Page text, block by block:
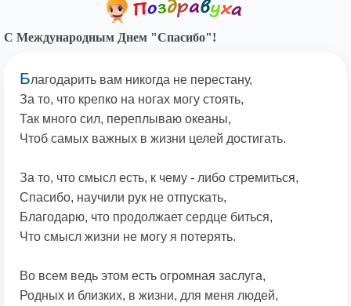
С Международным Днем "Спасибо"!
Благодарить вам никогда не перестану,
За то, что крепко на ногах могу стоять,
Так много сил, переплываю океаны,
Чтоб самых важных в жизни целей достигать.
За то, что смысл есть, к чему - либо стремиться,
Спасибо, научили рук не отпускать,
Благодарю, что продолжает сердце биться,
Что смысл жизни не могу я потерять.
Во всем ведь этом есть огромная заслуга,
Родных и близких, в жизни, для меня людей,